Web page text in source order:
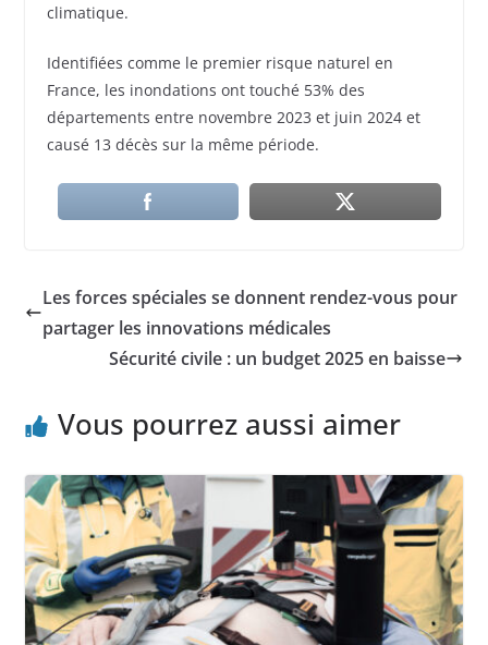
climatique.
Identifiées comme le premier risque naturel en
France, les inondations ont touché 53% des
départements entre novembre 2023 et juin 2024 et
causé 13 décès sur la même période.
Les forces spéciales se donnent rendez-vous pour
partager les innovations médicales
Sécurité civile : un budget 2025 en baisse
Vous pourrez aussi aimer